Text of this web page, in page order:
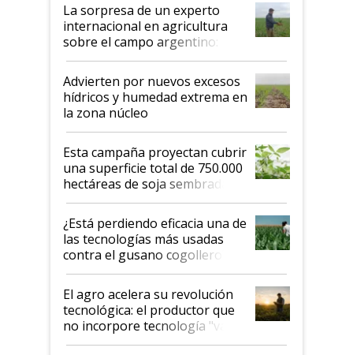
La sorpresa de un experto
internacional en agricultura
sobre el campo argentino:
"Estoy muy impresionado"
Advierten por nuevos excesos
hídricos y humedad extrema en
la zona núcleo
Esta campaña proyectan cubrir
una superficie total de 750.000
hectáreas de soja sembradas
con una nueva generación de
variedades que marcan un
salto tecnológico en genética y
rendimiento
¿Está perdiendo eficacia una de
las tecnologías más usadas
contra el gusano cogollero? El
desafío de una tecnología clave
El agro acelera su revolución
tecnológica: el productor que
no incorpore tecnología "va a
perder el tren"